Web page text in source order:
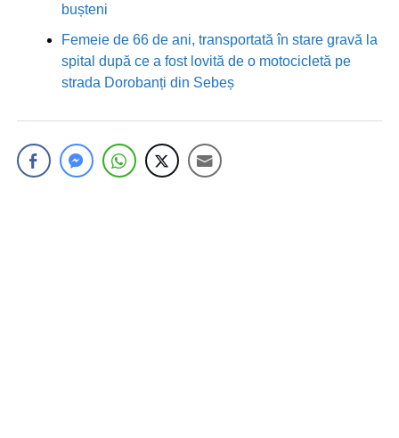
bușteni
Femeie de 66 de ani, transportată în stare gravă la
spital după ce a fost lovită de o motocicletă pe
strada Dorobanți din Sebeș